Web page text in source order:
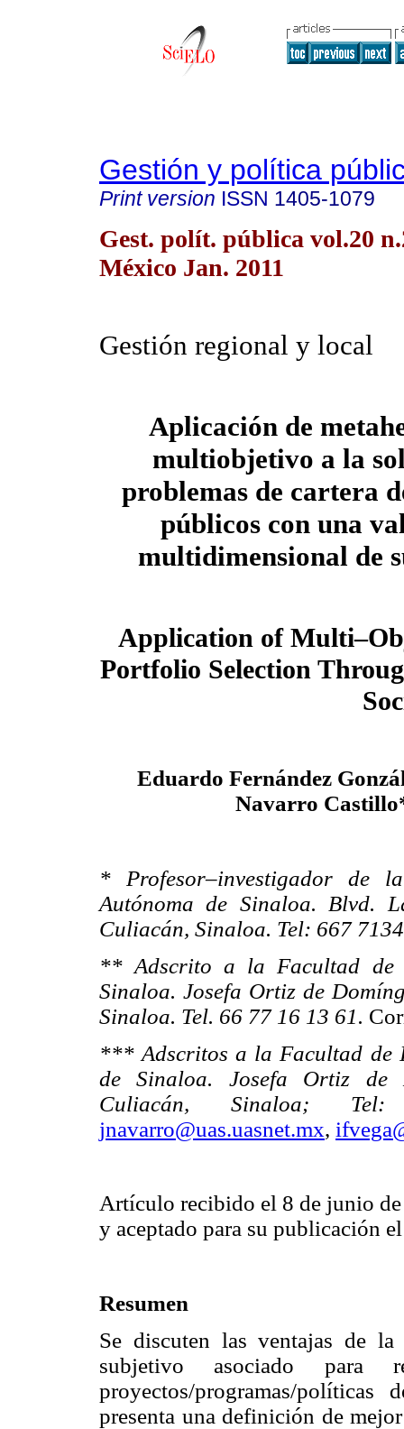
Gestión y política
Print version ISSN 1405-1079
Gest. polít. pública vol.20
México Jan. 2011
Gestión regional y local
Aplicación de
multiobjetivo a la
problemas de cartera
públicos con una
multidimensional de
Application of
Portfolio Selection
Eduardo Fernández
Navarro
* Profesor–investigador de
Autónoma de Sinaloa. Blvd.
Culiacán, Sinaloa. Tel: 667
** Adscrito a la Facultad de
Sinaloa. Josefa Ortiz de
Sinaloa. Tel. 66 77 16 13 61.
*** Adscritos a la Facultad de
de Sinaloa. Josefa Ortiz de
Culiacán, Sinaloa;
jnavarro@uas.uasnet.mx,
Artículo recibido el 8 de junio
y aceptado para su publicación
Resumen
Se discuten las ventajas de
subjetivo asociado para
proyectos/programas/
presenta una definición de